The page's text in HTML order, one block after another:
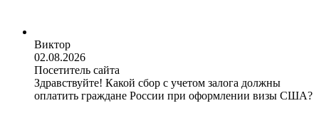
Виктор
02.08.2026
Посетитель сайта
Здравствуйте! Какой сбор с учетом залога должны
оплатить граждане России при оформлении визы США?